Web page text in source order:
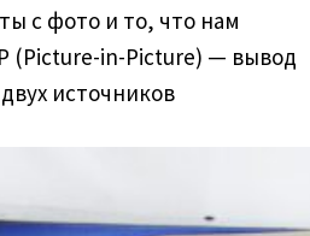
с фото и то, что нам
(Picture-in-Picture) — вывод
источников